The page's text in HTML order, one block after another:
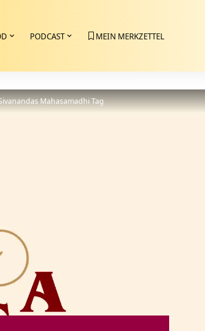
PODCAST MEIN MERKZETTEL
Mahasamadhi Tag